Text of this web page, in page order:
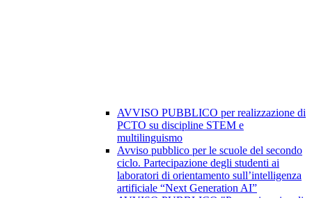
AVVISO PUBBLICO per realizzazione di
PCTO su discipline STEM e
multilinguismo
Avviso pubblico per le scuole del secondo
ciclo. Partecipazione degli studenti ai
laboratori di orientamento sull’intelligenza
artificiale “Next Generation AI”